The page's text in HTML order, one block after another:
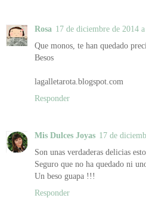
Rosa 17 de diciembre de 2014
Que monos, te han quedado
Besos
lagalletarota.blogspot.com
Responder
Mis Dulces Joyas 17 de
Son unas verdaderas delicias
Seguro que no ha quedado ni
Un beso guapa !!!
Responder